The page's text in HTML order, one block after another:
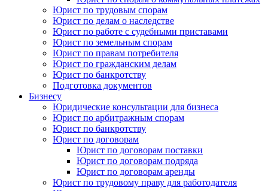
Юрист по трудовым спорам
Юрист по делам о наследстве
Юрист по работе с судебными приставами
Юрист по земельным спорам
Юрист по правам потребителя
Юрист по гражданским делам
Юрист по банкротству
Подготовка документов
Бизнесу
Юридические консультации для бизнеса
Юрист по арбитражным спорам
Юрист по банкротству
Юрист по договорам
Юрист по договорам поставки
Юрист по договорам подряда
Юрист по договорам аренды
Юрист по трудовому праву для работодателя